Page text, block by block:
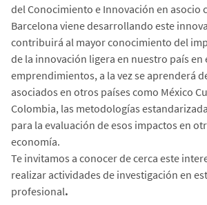
del Conocimiento e Innovación en asocio
Barcelona viene desarrollando este
contribuirá al mayor conocimiento del
de la innovación ligera en nuestro país en
emprendimientos, a la vez se aprenderá
asociados en otros países como México
Colombia, las metodologías
para la evaluación de esos impactos en
economía.
Te invitamos a conocer de cerca este
realizar actividades de investigación en
profesional.